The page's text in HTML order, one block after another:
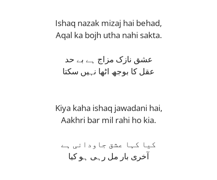
Ishaq nazak mizaj hai behad,
Aqal ka bojh utha nahi sakta.
عشق نازک مزاج ہے بے حد
عقل کا بوجھ اٹھا نہیں سکتا
Kiya kaha ishaq jawadani hai,
Aakhri bar mil rahi ho kia.
کیا کہا عشق جاودانی ہے
آخری بار مل رہی ہو کیا